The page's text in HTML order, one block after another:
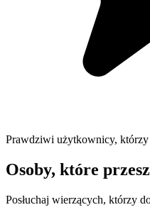
Prawdziwi użytkownicy,
Osoby, które
Posłuchaj wierzących, którzy